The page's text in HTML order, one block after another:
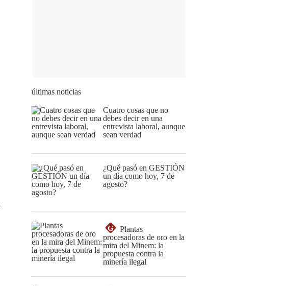
últimas noticias
Cuatro cosas que no
debes decir en una
entrevista laboral, aunque
sean verdad
¿Qué pasó en GESTIÓN
un día como hoy, 7 de
agosto?
G
Plantas
procesadoras de oro en la
mira del Minem: la
propuesta contra la
minería ilegal